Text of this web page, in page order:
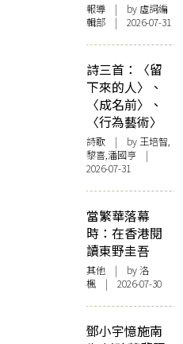
報導 | by 虛詞編
輯部 | 2026-07-31
詩三首：〈留
下來的人〉、
〈成名前〉、
〈行為藝術〉
詩歌 | by 王培智,
黎喜,潘國亨 |
2026-07-31
當繁華落幕
時：在香港閱
讀東野圭吾
其他 | by洛
楓 | 2026-07-30
鄧小宇憶施南